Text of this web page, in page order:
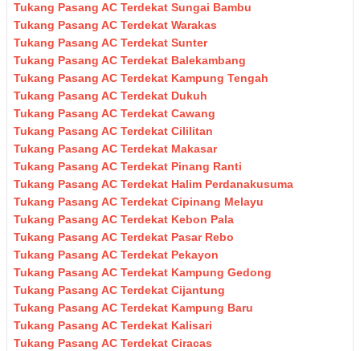
Tukang Pasang AC Terdekat Sungai Bambu
Tukang Pasang AC Terdekat Warakas
Tukang Pasang AC Terdekat Sunter
Tukang Pasang AC Terdekat Balekambang
Tukang Pasang AC Terdekat Kampung Tengah
Tukang Pasang AC Terdekat Dukuh
Tukang Pasang AC Terdekat Cawang
Tukang Pasang AC Terdekat Cililitan
Tukang Pasang AC Terdekat Makasar
Tukang Pasang AC Terdekat Pinang Ranti
Tukang Pasang AC Terdekat Halim Perdanakusuma
Tukang Pasang AC Terdekat Cipinang Melayu
Tukang Pasang AC Terdekat Kebon Pala
Tukang Pasang AC Terdekat Pasar Rebo
Tukang Pasang AC Terdekat Pekayon
Tukang Pasang AC Terdekat Kampung Gedong
Tukang Pasang AC Terdekat Cijantung
Tukang Pasang AC Terdekat Kampung Baru
Tukang Pasang AC Terdekat Kalisari
Tukang Pasang AC Terdekat Ciracas